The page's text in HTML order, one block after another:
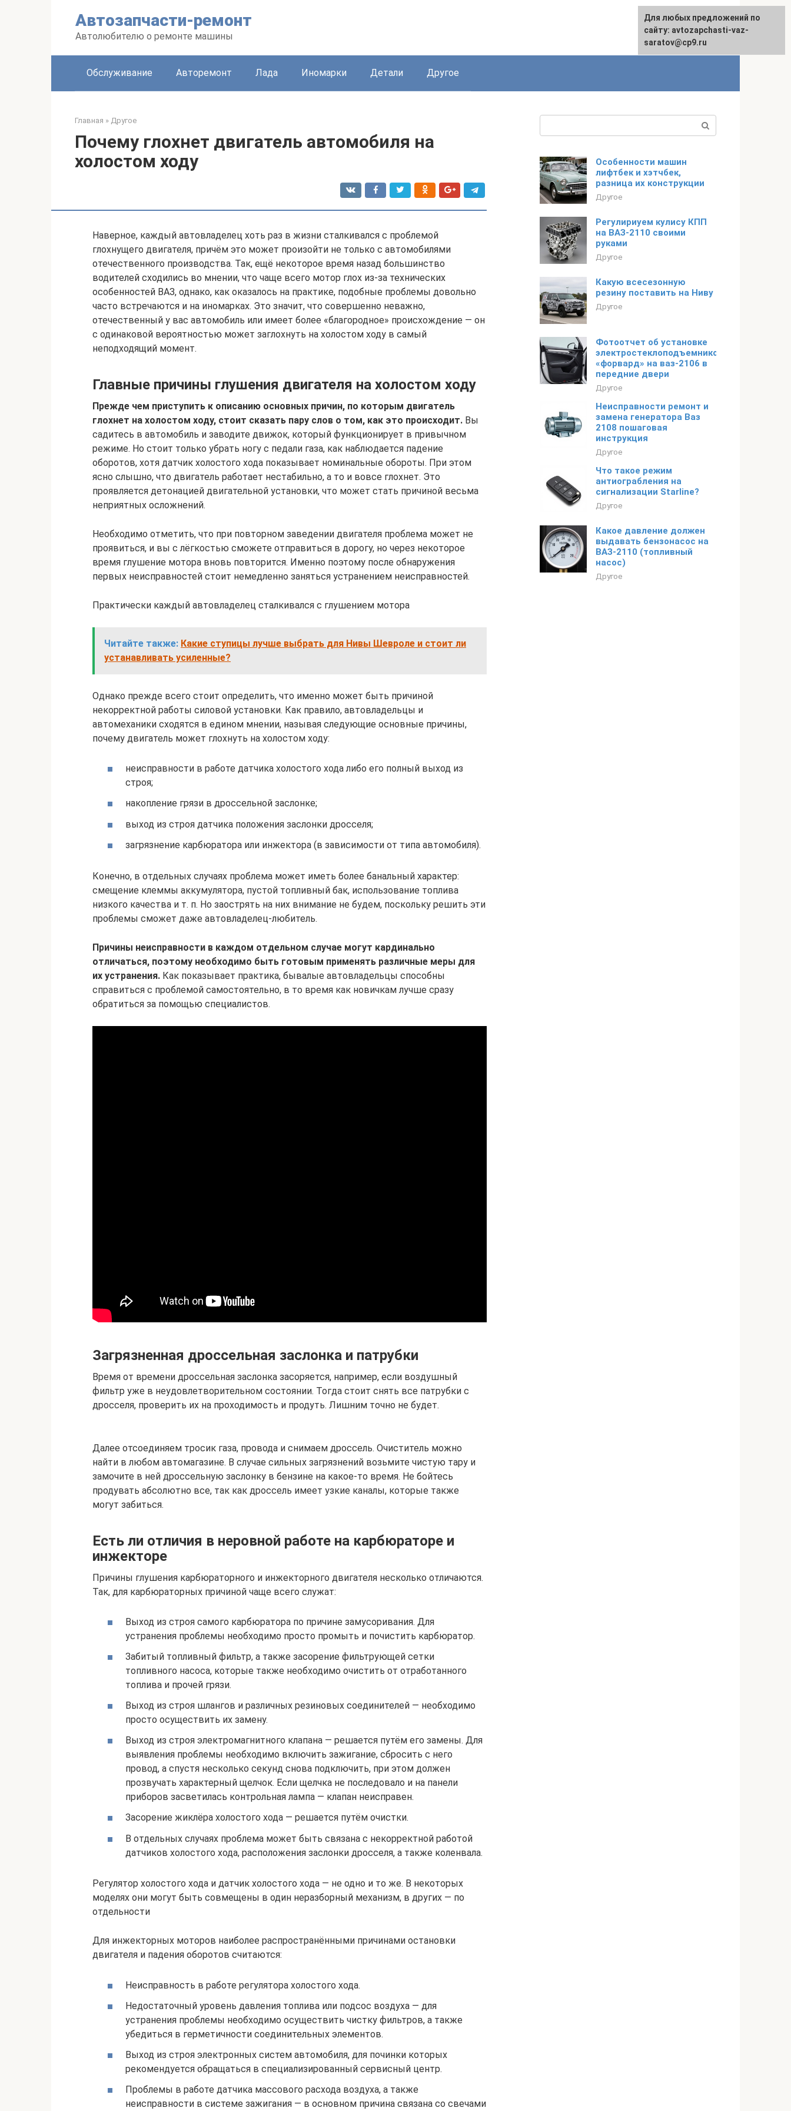
Автозапчасти-ремонт
Автолюбителю о ремонте машины
English
Обслуживание Авторемонт Лада Иномарки Детали Другое
Главная » Другое
Почему глохнет двигатель автомобиля на
холостом ходу
Наверное, каждый автовладелец хоть раз в жизни сталкивался с проблемой
глохнущего двигателя, причём это может произойти не только с автомобилями
отечественного производства. Так, ещё некоторое время назад большинство
водителей сходились во мнении, что чаще всего мотор глох из-за технических
особенностей ВАЗ, однако, как оказалось на практике, подобные проблемы довольно
часто встречаются и на иномарках. Это значит, что совершенно неважно,
отечественный у вас автомобиль или имеет более «благородное» происхождение — он
с одинаковой вероятностью может заглохнуть на холостом ходу в самый
неподходящий момент.
Главные причины глушения двигателя на холостом ходу
Прежде чем приступить к описанию основных причин, по которым двигатель
глохнет на холостом ходу, стоит сказать пару слов о том, как это происходит. Вы
садитесь в автомобиль и заводите движок, который функционирует в привычном
режиме. Но стоит только убрать ногу с педали газа, как наблюдается падение
оборотов, хотя датчик холостого хода показывает номинальные обороты. При этом
ясно слышно, что двигатель работает нестабильно, а то и вовсе глохнет. Это
проявляется детонацией двигательной установки, что может стать причиной весьма
неприятных осложнений.
Необходимо отметить, что при повторном заведении двигателя проблема может не
проявиться, и вы с лёгкостью сможете отправиться в дорогу, но через некоторое
время глушение мотора вновь повторится. Именно поэтому после обнаружения
первых неисправностей стоит немедленно заняться устранением неисправностей.
Практически каждый автовладелец сталкивался с глушением мотора
Читайте также: Какие ступицы лучше выбрать для Нивы Шевроле и стоит ли
устанавливать усиленные?
Однако прежде всего стоит определить, что именно может быть причиной
некорректной работы силовой установки. Как правило, автовладельцы и
автомеханики сходятся в едином мнении, называя следующие основные причины,
почему двигатель может глохнуть на холостом ходу:
неисправности в работе датчика холостого хода либо его полный выход из
строя;
накопление грязи в дроссельной заслонке;
выход из строя датчика положения заслонки дросселя;
загрязнение карбюратора или инжектора (в зависимости от типа автомобиля).
Конечно, в отдельных случаях проблема может иметь более банальный характер:
смещение клеммы аккумулятора, пустой топливный бак, использование топлива
низкого качества и т. п. Но заострять на них внимание не будем, поскольку решить эти
проблемы сможет даже автовладелец-любитель.
Причины неисправности в каждом отдельном случае могут кардинально
отличаться, поэтому необходимо быть готовым применять различные меры для
их устранения. Как показывает практика, бывалые автовладельцы способны
справиться с проблемой самостоятельно, в то время как новичкам лучше сразу
обратиться за помощью специалистов.
Загрязненная дроссельная заслонка и патрубки
Время от времени дроссельная заслонка засоряется, например, если воздушный
фильтр уже в неудовлетворительном состоянии. Тогда стоит снять все патрубки с
дросселя, проверить их на проходимость и продуть. Лишним точно не будет.
Далее отсоединяем тросик газа, провода и снимаем дроссель. Очиститель можно
найти в любом автомагазине. В случае сильных загрязнений возьмите чистую тару и
замочите в ней дроссельную заслонку в бензине на какое-то время. Не бойтесь
продувать абсолютно все, так как дроссель имеет узкие каналы, которые также
могут забиться.
Есть ли отличия в неровной работе на карбюраторе и
инжекторе
Причины глушения карбюраторного и инжекторного двигателя несколько отличаются.
Так, для карбюраторных причиной чаще всего служат:
Выход из строя самого карбюратора по причине замусоривания. Для
устранения проблемы необходимо просто промыть и почистить карбюратор.
Забитый топливный фильтр, а также засорение фильтрующей сетки
топливного насоса, которые также необходимо очистить от отработанного
топлива и прочей грязи.
Выход из строя шлангов и различных резиновых соединителей — необходимо
просто осуществить их замену.
Выход из строя электромагнитного клапана — решается путём его замены. Для
выявления проблемы необходимо включить зажигание, сбросить с него
провод, а спустя несколько секунд снова подключить, при этом должен
прозвучать характерный щелчок. Если щелчка не последовало и на панели
приборов засветилась контрольная лампа — клапан неисправен.
Засорение жиклёра холостого хода — решается путём очистки.
В отдельных случаях проблема может быть связана с некорректной работой
датчиков холостого хода, расположения заслонки дросселя, а также коленвала.
Регулятор холостого хода и датчик холостого хода — не одно и то же. В некоторых
моделях они могут быть совмещены в один неразборный механизм, в других — по
отдельности
Для инжекторных моторов наиболее распространёнными причинами остановки
двигателя и падения оборотов считаются:
Неисправность в работе регулятора холостого хода.
Недостаточный уровень давления топлива или подсос воздуха — для
устранения проблемы необходимо осуществить чистку фильтров, а также
убедиться в герметичности соединительных элементов.
Выход из строя электронных систем автомобиля, для починки которых
рекомендуется обращаться в специализированный сервисный центр.
Проблемы в работе датчика массового расхода воздуха, а также
неисправности в системе зажигания — в основном причина связана со свечами
Особенности машин
лифтбек и хэтчбек,
разница их конструкции
Другое
Регулириуем кулису КПП
на ВАЗ-2110 своими
руками
Другое
Какую всесезонную
резину поставить на Ниву
Другое
Фотоотчет об установке
электростеклоподъемников
«форвард» на ваз-2106 в
передние двери
Другое
Неисправности ремонт и
замена генератора Ваз
2108 пошаговая
инструкция
Другое
Что такое режим
антиограбления на
сигнализации Starline?
Другое
Какое давление должен
выдавать бензонасос на
ВАЗ-2110 (топливный
насос)
Другое
Для любых предложений по
сайту: avtozapchasti-vaz-
saratov@cp9.ru